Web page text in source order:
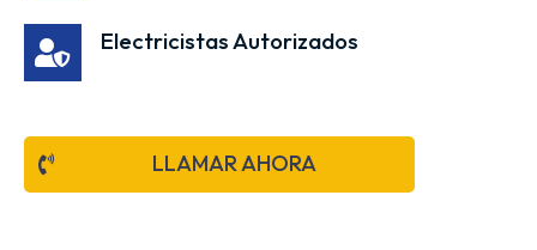
Electricistas Autorizados
LLAMAR AHORA